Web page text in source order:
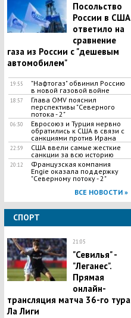
Посольство
России в США
ответило на
сравнение
газа из России с "дешевым
автомобилем"
19:55
"Нафтогаз" обвинил Россию
в новой газовой войне
18:57
Глава OMV пояснил
перспективы "Северного
потока - 2"
06:30
Евросоюз и Турция нервно
обратились к США в связи с
санкциями против Ирана
22:59
США ввели самые жесткие
санкции за всю историю
20:12
Французская компания
Engie оказала поддержку
"Северному потоку - 2"
ВСЕ НОВОСТИ »
СПОРТ
21:05
"Севилья" -
"Леганес".
Прямая
онлайн-
трансляция матча 36-го тура
Ла Лиги